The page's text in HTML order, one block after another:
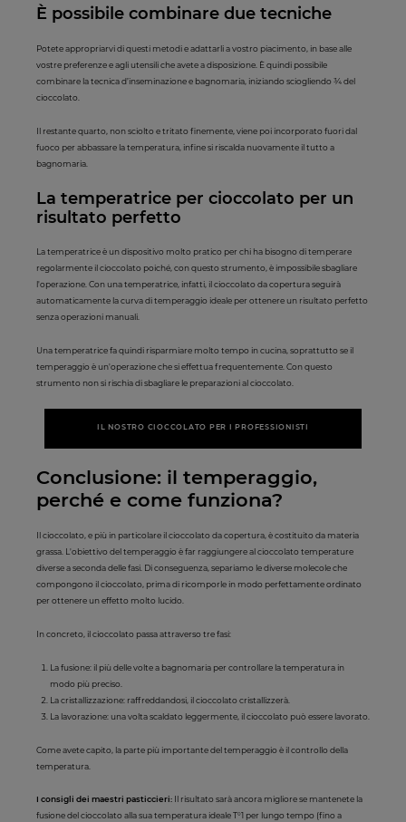
È possibile combinare due tecniche
Potete appropriarvi di questi metodi e adattarli a vostro piacimento, in base alle
vostre preferenze e agli utensili che avete a disposizione. È quindi possibile
combinare la tecnica d’inseminazione e bagnomaria, iniziando sciogliendo ¾ del
cioccolato.
Il restante quarto, non sciolto e tritato finemente, viene poi incorporato fuori dal
fuoco per abbassare la temperatura, infine si riscalda nuovamente il tutto a
bagnomaria.
La temperatrice per cioccolato per un
risultato perfetto
La temperatrice è un dispositivo molto pratico per chi ha bisogno di temperare
regolarmente il cioccolato poiché, con questo strumento, è impossibile sbagliare
l'operazione. Con una temperatrice, infatti, il cioccolato da copertura seguirà
automaticamente la curva di temperaggio ideale per ottenere un risultato perfetto
senza operazioni manuali.
Una temperatrice fa quindi risparmiare molto tempo in cucina, soprattutto se il
temperaggio è un'operazione che si effettua frequentemente. Con questo
strumento non si rischia di sbagliare le preparazioni al cioccolato.
IL NOSTRO CIOCCOLATO PER I PROFESSIONISTI
Conclusione: il temperaggio,
perché e come funziona?
Il cioccolato, e più in particolare il cioccolato da copertura, è costituito da materia
grassa. L'obiettivo del temperaggio è far raggiungere al cioccolato temperature
diverse a seconda delle fasi. Di conseguenza, separiamo le diverse molecole che
compongono il cioccolato, prima di ricomporle in modo perfettamente ordinato
per ottenere un effetto molto lucido.
In concreto, il cioccolato passa attraverso tre fasi:
La fusione: il più delle volte a bagnomaria per controllare la temperatura in
modo più preciso.
La cristallizzazione: raffreddandosi, il cioccolato cristallizzerà.
La lavorazione: una volta scaldato leggermente, il cioccolato può essere lavorato.
Come avete capito, la parte più importante del temperaggio è il controllo della
temperatura.
I consigli dei maestri pasticcieri:
Il risultato sarà ancora migliore se mantenete la
fusione del cioccolato alla sua temperatura ideale T°1 per lungo tempo (fino a